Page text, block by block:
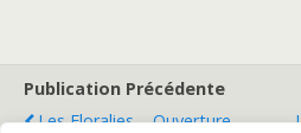
Publication Précédente
Les Floralies – Ouverture